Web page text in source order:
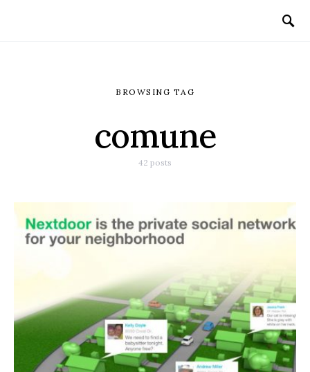
BROWSING TAG
comune
42 posts